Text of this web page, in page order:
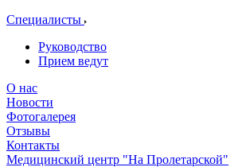
Специалисты
Руководство
Прием ведут
О нас
Новости
Фотогалерея
Отзывы
Контакты
Медицинский центр "На Пролетарской"